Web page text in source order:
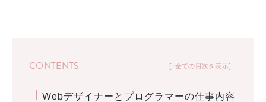
+全ての目次を表示
CONTENTS
Webデザイナーとプログラマーの仕事内容